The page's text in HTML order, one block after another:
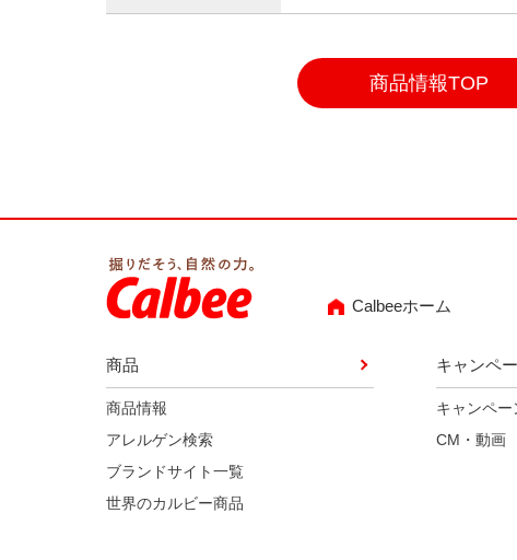
商品情報TOP
Calbeeホーム
商品
商品情報
アレルゲン検索
ブランドサイト一覧
世界のカルビー商品
キャンペ
キャンペ
CM・動画